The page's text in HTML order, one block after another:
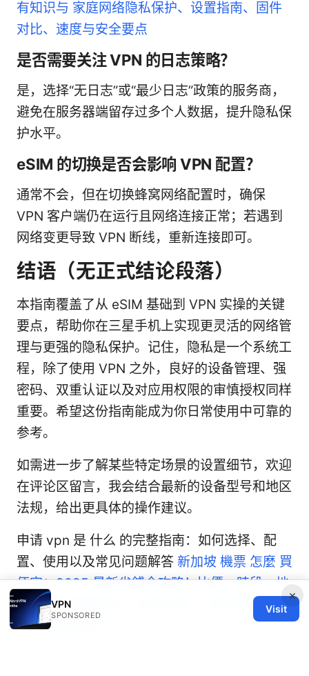
有知识与 家庭网络隐私保护、设置指南、固件
对比、速度与安全要点
是否需要关注 VPN 的日志策略？
是，选择“无日志”或“最少日志”政策的服务商，
避免在服务器端留存过多个人数据，提升隐私保
护水平。
eSIM 的切换是否会影响 VPN 配置？
通常不会，但在切换蜂窝网络配置时，确保
VPN 客户端仍在运行且网络连接正常；若遇到
网络变更导致 VPN 断线，重新连接即可。
结语（无正式结论段落）
本指南覆盖了从 eSIM 基础到 VPN 实操的关键
要点，帮助你在三星手机上实现更灵活的网络管
理与更强的隐私保护。记住，隐私是一个系统工
程，除了使用 VPN 之外，良好的设备管理、强
密码、双重认证以及对应用权限的审慎授权同样
重要。希望这份指南能成为你日常使用中可靠的
参考。
如需进一步了解某些特定场景的设置细节，欢迎
在评论区留言，我会结合最新的设备型号和地区
法规，给出更具体的操作建议。
申请 vpn 是 什么 的完整指南：如何选择、配
置、使用以及常见问题解答 新加坡 機票 怎麼 買
便宜：2025 最新省錢全攻略！比價、時段、地
區變化、票價走勢、忠誠計畫、行李政策、VPN
助攻與實操技巧
×
VPN
SPONSORED
Visit